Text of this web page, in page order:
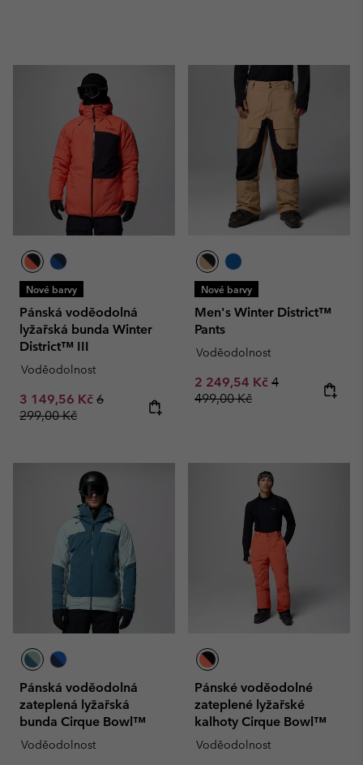
Nové barvy
Pánská voděodolná
lyžařská bunda Winter
District™ III
Voděodolnost
Sale price:
3 149,56 Kč Regular price:
6
299,00 Kč
Nové barvy
Men's Winter District™
Pants
Voděodolnost
Sale price:
2 249,54 Kč Regular price:
4
499,00 Kč
Pánská voděodolná
zateplená lyžařská
bunda Cirque Bowl™
Voděodolnost
Pánské voděodolné
zateplené lyžařské
kalhoty Cirque Bowl™
Voděodolnost